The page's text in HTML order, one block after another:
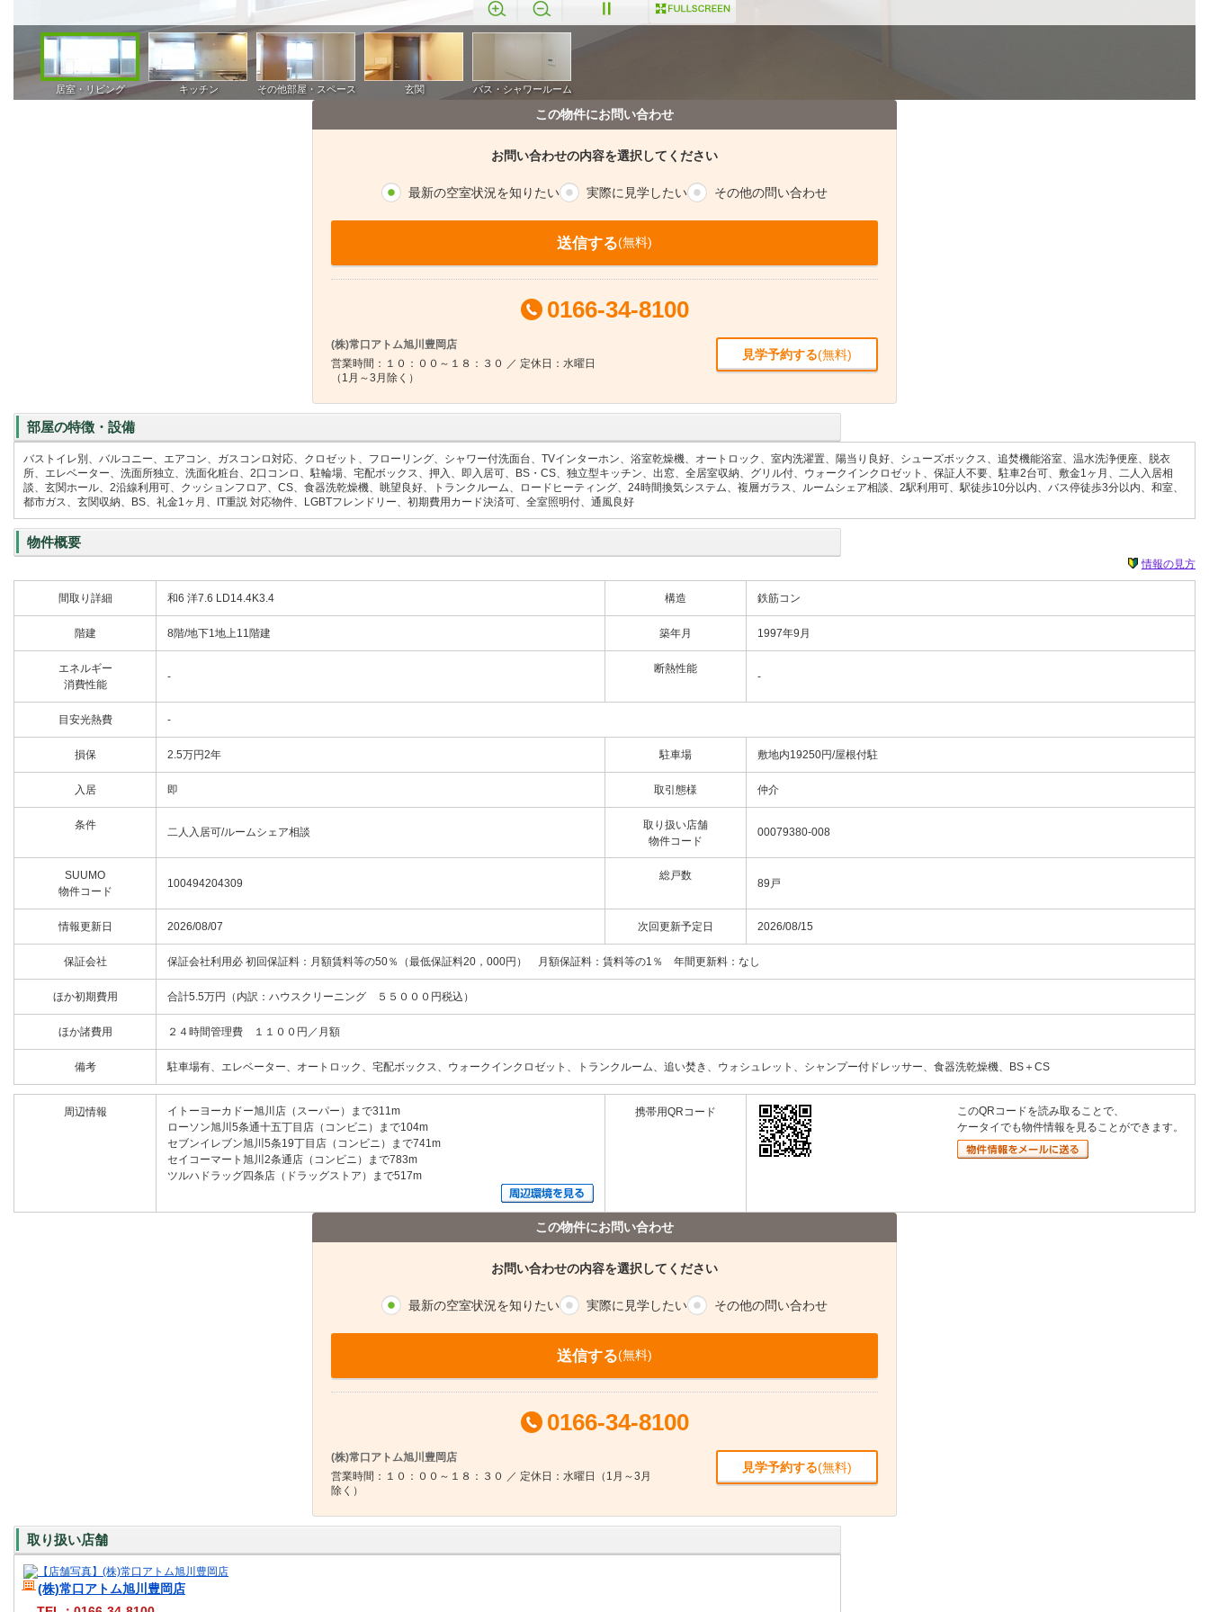
この物件にお問い合わせ
お問い合わせの内容を選択してください
最新の空室状況を知りたい 実際に 見学したい その他の問い合わせ
送信する(無料)
0166-34-8100
(株)常口アトム旭川豊岡店
営業時間：１０：００～１８：３０ ／ 定休日：水曜日
（1月～3月除く）
見学予約する(無料)
部屋の特徴・設備
バストイレ別、バルコニー、エアコン、ガスコンロ対応、クロゼット、フローリング、シャワー付洗面台、TVインターホン、浴室乾燥機、オートロック、室内洗濯置、陽当り良好、シューズボックス、追焚機能浴室、温水洗浄便座、脱衣
所、エレベーター、洗面所独立、洗面化粧台、2口コンロ、駐輪場、宅配ボックス、押入、即入居可、BS・CS、独立型キッチン、出窓、全居室収納、グリル付、ウォークインクロゼット、保証人不要、駐車2台可、敷金1ヶ月、二人入居相
談、玄関ホール、2沿線利用可、クッションフロア、CS、食器洗乾燥機、眺望良好、トランクルーム、ロードヒーティング、24時間換気システム、複層ガラス、ルームシェア相談、2駅利用可、駅徒歩10分以内、バス停徒歩3分以内、和室、
都市ガス、玄関収納、BS、礼金1ヶ月、IT重説 対応物件、LGBTフレンドリー、初期費用カード決済可、全室照明付、通風良好
物件概要
情報の見方
間取り詳細 和6 洋7.6 LD14.4K3.4 構造 鉄筋コン
階建 8階/地下1地上11階建 築年月 1997年9月
エネルギー
消費性能
-
断熱性能
-
目安光熱費 -
損保 2.5万円2年 駐車場 敷地内19250円/屋根付駐
入居 即 取引態様 仲介
条件
二人入居可/ルームシェア相談
取り扱い店舗
物件コード
00079380-008
SUUMO
物件コード
100494204309
総戸数
89戸
情報更新日 2026/08/07 次回更新予定日 2026/08/15
保証会社 保証会社利用必 初回保証料：月額賃料等の50％（最低保証料20，000円） 月額保証料：賃料等の1％ 年間更新料：なし
ほか初期費用 合計5.5万円（内訳：ハウスクリーニング ５５０００円税込）
ほか諸費用 ２４時間管理費 １１００円／月額
備考 駐車場有、エレベーター、オートロック、宅配ボックス、ウォークインクロゼット、トランクルーム、追い焚き、ウォシュレット、シャンプー付ドレッサー、食器洗乾燥機、BS＋CS
周辺情報
イトーヨーカドー旭川店（スーパー）まで311m
ローソン旭川5条通十五丁目店（コンビニ）まで104m
セブンイレブン旭川5条19丁目店（コンビニ）まで741m
セイコーマート旭川2条通店（コンビニ）まで783m
ツルハドラッグ四条店（ドラッグストア）まで517m
携帯用QRコード
このQRコードを読み取ることで、
ケータイでも物件情報を見ることができます。
この物件にお問い合わせ
お問い合わせの内容を選択してください
最新の空室状況を知りたい 実際に 見学したい その他の問い合わせ
送信する(無料)
0166-34-8100
(株)常口アトム旭川豊岡店
営業時間：１０：００～１８：３０ ／ 定休日：水曜日（1月～3月
除く）
見学予約する(無料)
取り扱い店舗
(株)常口アトム旭川豊岡店